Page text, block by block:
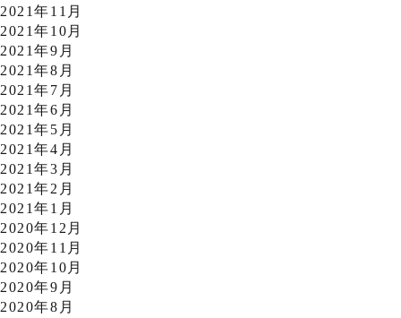
2021年11月
2021年10月
2021年9月
2021年8月
2021年7月
2021年6月
2021年5月
2021年4月
2021年3月
2021年2月
2021年1月
2020年12月
2020年11月
2020年10月
2020年9月
2020年8月